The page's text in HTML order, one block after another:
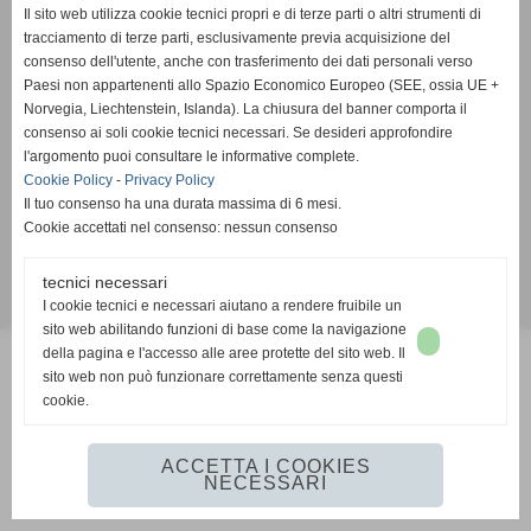
info@pafucecchio.it
Privacy Policy- Cookie Policy
Realizzazione siti web www.sitoper.it
Il sito web utilizza cookie tecnici propri e di terze parti o altri strumenti di
tracciamento di terze parti, esclusivamente previa acquisizione del
consenso dell'utente, anche con trasferimento dei dati personali verso
Paesi non appartenenti allo Spazio Economico Europeo (SEE, ossia UE +
Norvegia, Liechtenstein, Islanda). La chiusura del banner comporta il
consenso ai soli cookie tecnici necessari. Se desideri approfondire
l'argomento puoi consultare le informative complete.
Cookie Policy - Privacy Policy
Il tuo consenso ha una durata massima di 6 mesi.
Cookie accettati nel consenso: nessun consenso
tecnici necessari
I cookie tecnici e necessari aiutano a rendere fruibile un
sito web abilitando funzioni di base come la navigazione
della pagina e l'accesso alle aree protette del sito web. Il
sito web non può funzionare correttamente senza questi
cookie.
ACCETTA I COOKIES
NECESSARI